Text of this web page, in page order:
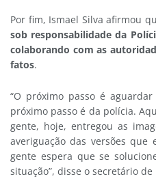
Por fim, Ismael Silva afirmou
sob responsabilidade da
colaborando com as
fatos.
“O próximo passo é
próximo passo é da polícia.
gente, hoje, entregou as
averiguação das versões que
gente espera que se
situação”, disse o secretário de